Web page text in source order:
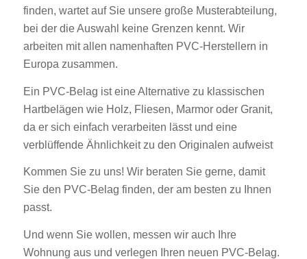
finden, wartet auf Sie unsere große Musterabteilung,
bei der die Auswahl keine Grenzen kennt. Wir
arbeiten mit allen namenhaften PVC-Herstellern in
Europa zusammen.
Ein PVC-Belag ist eine Alternative zu klassischen
Hartbelägen wie Holz, Fliesen, Marmor oder Granit,
da er sich einfach verarbeiten lässt und eine
verblüffende Ähnlichkeit zu den Originalen aufweist
Kommen Sie zu uns! Wir beraten Sie gerne, damit
Sie den PVC-Belag finden, der am besten zu Ihnen
passt.
Und wenn Sie wollen, messen wir auch Ihre
Wohnung aus und verlegen Ihren neuen PVC-Belag.